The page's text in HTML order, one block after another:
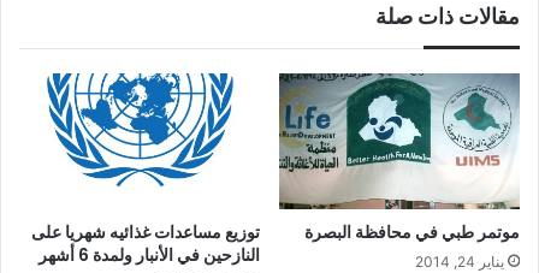
مقالات ذات صلة
موتمر طبي في محافظة البصرة
يناير 24, 2014
توزيع مساعدات غذائيه شهريا على
النازحين في الأنبار ولمدة 6 أشهر